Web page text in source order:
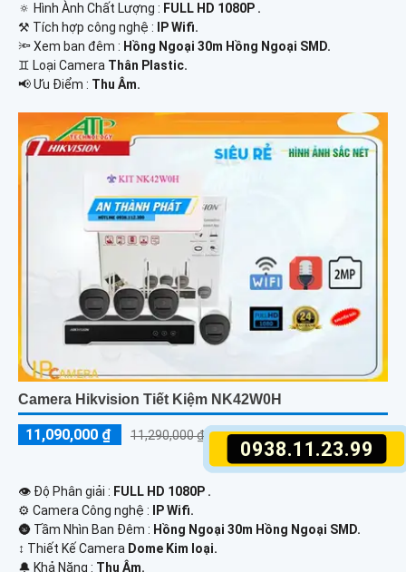
0938.11.23.99
🔅 Hình Ành Chất Lượng : FULL HD 1080P .
⚒ Tích hợp công nghệ :
IP Wifi.
🔦 Xem ban đêm : Hồng Ngoại 30m Hồng Ngoại SMD.
♊ Loại Camera Thân Plastic.
️📢 Ưu Điểm : Thu Âm.
Camera Hikvision Tiết Kiệm NK42W0H
11,090,000 ₫ 11,290,000 ₫
👁 Độ Phân giải : FULL HD 1080P .
⚙ Camera Công nghệ :
IP Wifi.
🌚 Tầm Nhìn Ban Đêm : Hồng Ngoại 30m Hồng Ngoại SMD.
↕️ Thiết Kế Camera Dome Kim loại.
️🔔 Khả Năng : Thu Âm.